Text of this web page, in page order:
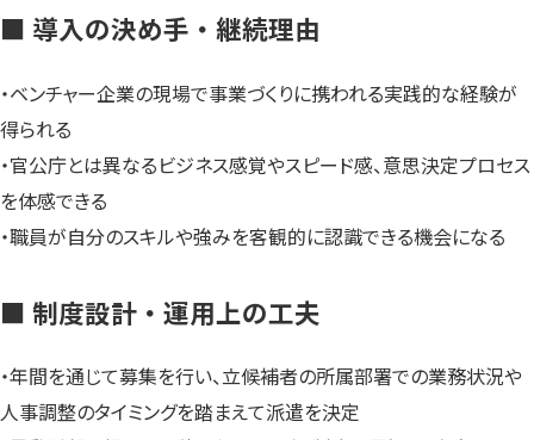
■ 導入の決め手・継続理由
・ベンチャー企業の現場で事業づくりに携われる実践的な経験が
得られる
・官公庁とは異なるビジネス感覚やスピード感、意思決定プロセス
を体感できる
・職員が自分のスキルや強みを客観的に認識できる機会になる
■ 制度設計・運用上の工夫
・年間を通じて募集を行い、立候補者の所属部署での業務状況や
人事調整のタイミングを踏まえて派遣を決定